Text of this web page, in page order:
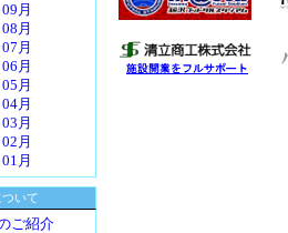
月
月
月
月
月
月
月
月
月
いて
ご紹介